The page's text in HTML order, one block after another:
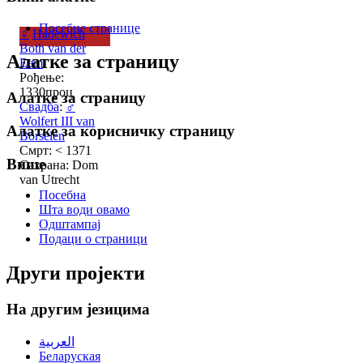
♀ Hadewich
Both van der
Eem
Рођење:
1330проц
Свадба:♂
Wolfert III van
Borselen
Смрт: < 1371
Сахрана: Dom
van Utrecht
Посебне странице
Алатке за страницу
Алатке за страницу
Алатке за корисничку страницу
Више
Посебна
Шта води овамо
Одштампај
Подаци о страници
Други пројекти
На другим језицима
العربية
Беларуская